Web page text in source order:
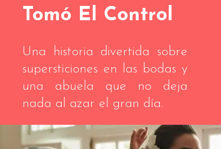
Tomó El Control
Una historia divertida sobre
supersticiones en las bodas y
una abuela que no deja
nada al azar el gran día.